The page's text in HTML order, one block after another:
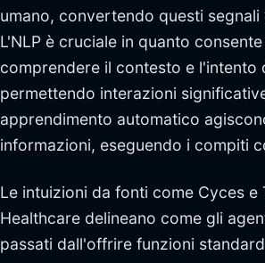
umano, convertendo questi
L'NLP è cruciale in quanto
comprendere il contesto e l'intento
permettendo interazioni
apprendimento automatico
informazioni, eseguendo i compiti
Le intuizioni da fonti come Cyces e
Healthcare delineano come gli
passati dall'offrire funzioni